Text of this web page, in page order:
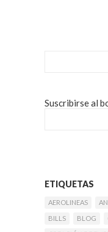
Suscribirse al
ETIQUETAS
AEROLINEAS
BILLS
BLOG